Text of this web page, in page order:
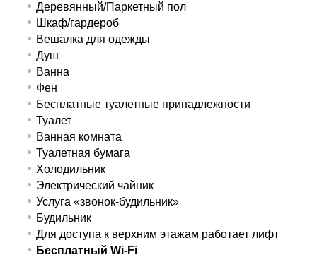
Деревянный/Паркетный пол
Шкаф/гардероб
Вешалка для одежды
Душ
Ванна
Фен
Бесплатные туалетные принадлежности
Туалет
Ванная комната
Туалетная бумага
Холодильник
Электрический чайник
Услуга «звонок-будильник»
Будильник
Для доступа к верхним этажам работает лифт
Бесплатный Wi-Fi